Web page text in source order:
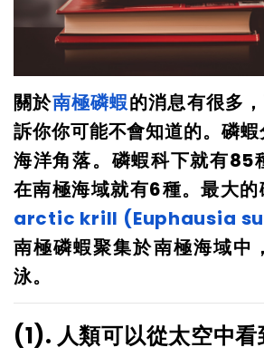
關於南極磷蝦的消息有很多
訴你你可能不會知道的。磷
海洋角落。磷蝦科下就有85
在南極海域就有6種。最大的
arctic krill (Euphausia
南極磷蝦聚集於南極海域中
泳。
(1). 人類可以從太空中